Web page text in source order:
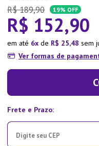
R$ 189,90 19% OFF
R$ 152,90
em até 6 de R$ 25,48 sem
Ver formas de